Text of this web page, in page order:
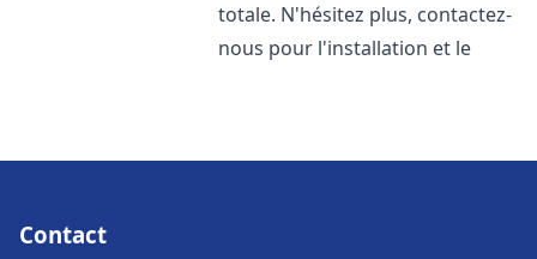
totale. N'hésitez plus, contactez-
nous pour l'installation et le
Contact